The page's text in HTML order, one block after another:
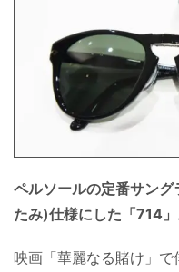
ペルソールの定番サン
たみ)仕様にした「714」
映画「華麗なる賭け」で